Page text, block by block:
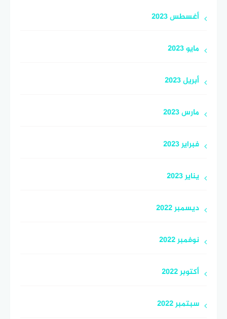
أغسطس 2023
مايو 2023
أبريل 2023
مارس 2023
فبراير 2023
يناير 2023
ديسمبر 2022
نوفمبر 2022
أكتوبر 2022
سبتمبر 2022